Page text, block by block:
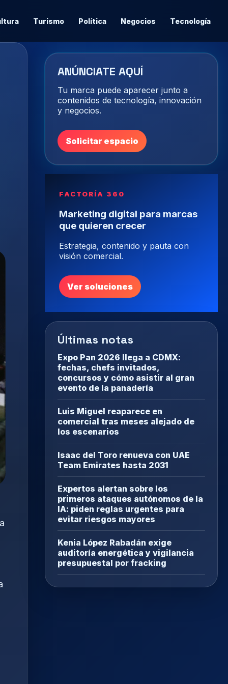
Turismo Política Negocios Tecnología
ANÚNCIATE AQUÍ
Tu marca puede aparecer junto a
contenidos de tecnología, innovación
y negocios.
Solicitar espacio
FACTORÍA 360
Marketing digital para marcas
que quieren crecer
Estrategia, contenido y pauta con
visión comercial.
Ver soluciones
Últimas notas
Expo Pan 2026 llega a CDMX:
fechas, chefs invitados,
concursos y cómo asistir al gran
evento de la panadería
Luis Miguel reaparece en
comercial tras meses alejado de
los escenarios
Isaac del Toro renueva con UAE
Team Emirates hasta 2031
Expertos alertan sobre los
primeros ataques autónomos de la
IA: piden reglas urgentes para
evitar riesgos mayores
Kenia López Rabadán exige
auditoría energética y vigilancia
presupuestal por fracking